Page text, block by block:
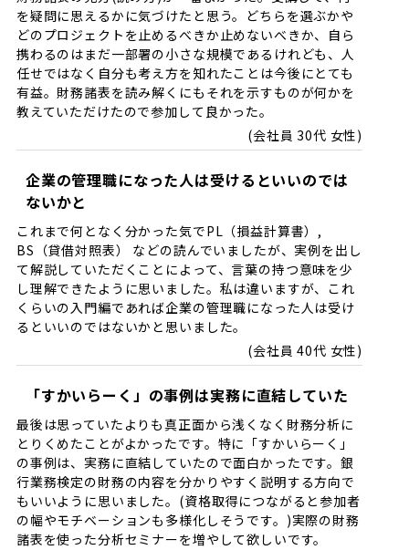
を疑問に思えるかに気づけたと思う。どちらを選ぶかや
どのプロジェクトを止めるべきか止めないべきか、自ら
携わるのはまだ一部署の小さな規模であるけれども、人
任せではなく自分も考え方を知れたことは今後にとても
有益。財務諸表を読み解くにもそれを示すものが何かを
教えていただけたので参加して良かった。
会社員 30代 女性
企業の管理職になった人は受けるといいのでは
ないかと
これまで何となく分かった気でPL（損益計算書）,
BS（貸借対照表） などの読んでいましたが、実例を出し
て解説していただくことによって、言葉の持つ意味を少
し理解できたように思いました。私は違いますが、これ
くらいの入門編であれば企業の管理職になった人は受け
るといいのではないかと思いました。
会社員 40代 女性
「すかいらーく」の事例は実務に直結していた
最後は思っていたよりも真正面から浅くなく財務分析に
とりくめたことがよかったです。特に「すかいらーく」
の事例は、実務に直結していたので面白かったです。銀
行業務検定の財務の内容を分かりやすく説明する方向で
もいいように思いました。(資格取得につながると参加者
の幅やモチベーションも多様化しそうです。)実際の財務
諸表を使った分析セミナーを増やして欲しいです。